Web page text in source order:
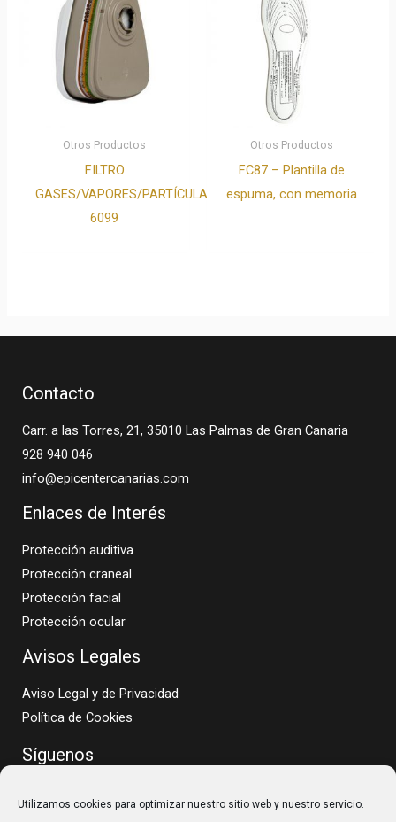
Utilizamos cookies para optimizar nuestro sitio web y nuestro servicio.
Otros Productos
FILTRO
GASES/VAPORES/PARTÍCULAS
6099
Otros Productos
FC87 – Plantilla de
espuma, con memoria
Contacto
Carr. a las Torres, 21, 35010 Las Palmas de Gran Canaria
928 940 046
info@epicentercanarias.com
Enlaces de Interés
Protección auditiva
Protección craneal
Protección facial
Protección ocular
Avisos Legales
Aviso Legal y de Privacidad
Política de Cookies
Síguenos